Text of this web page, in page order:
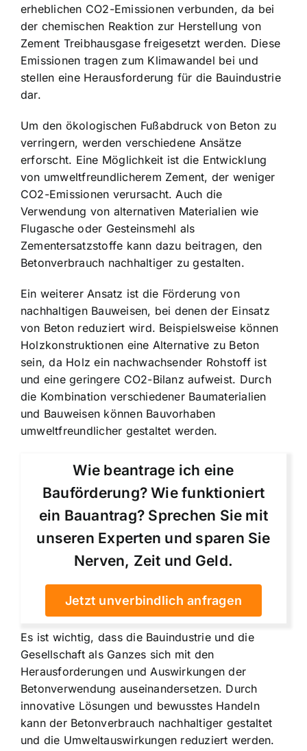
erheblichen CO2-Emissionen verbunden, da bei
der chemischen Reaktion zur Herstellung von
Zement Treibhausgase freigesetzt werden. Diese
Emissionen tragen zum Klimawandel bei und
stellen eine Herausforderung für die Bauindustrie
dar.
Um den ökologischen Fußabdruck von Beton zu
verringern, werden verschiedene Ansätze
erforscht. Eine Möglichkeit ist die Entwicklung
von umweltfreundlicherem Zement, der weniger
CO2-Emissionen verursacht. Auch die
Verwendung von alternativen Materialien wie
Flugasche oder Gesteinsmehl als
Zementersatzstoffe kann dazu beitragen, den
Betonverbrauch nachhaltiger zu gestalten.
Ein weiterer Ansatz ist die Förderung von
nachhaltigen Bauweisen, bei denen der Einsatz
von Beton reduziert wird. Beispielsweise können
Holzkonstruktionen eine Alternative zu Beton
sein, da Holz ein nachwachsender Rohstoff ist
und eine geringere CO2-Bilanz aufweist. Durch
die Kombination verschiedener Baumaterialien
und Bauweisen können Bauvorhaben
umweltfreundlicher gestaltet werden.
Wie beantrage ich eine
Bauförderung? Wie funktioniert
ein Bauantrag? Sprechen Sie mit
unseren Experten und sparen Sie
Nerven, Zeit und Geld.
Jetzt unverbindlich anfragen
Es ist wichtig, dass die Bauindustrie und die
Gesellschaft als Ganzes sich mit den
Herausforderungen und Auswirkungen der
Betonverwendung auseinandersetzen. Durch
innovative Lösungen und bewusstes Handeln
kann der Betonverbrauch nachhaltiger gestaltet
und die Umweltauswirkungen reduziert werden.